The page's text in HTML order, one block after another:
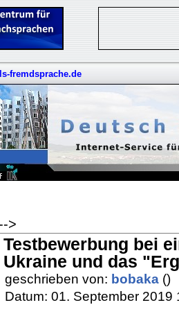
fremdsprache.de
>
Testbewerbung bei
Ukraine und das
geschrieben von: bobaka ()
Datum: 01. September 2019